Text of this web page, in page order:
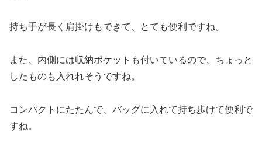
持ち手が長く肩掛けもできて、とても便利ですね。
また、内側には収納ポケットも付いているので、ちょっと
したものも入れれそうですね。
コンパクトにたたんで、バッグに入れて持ち歩けて便利で
すね。